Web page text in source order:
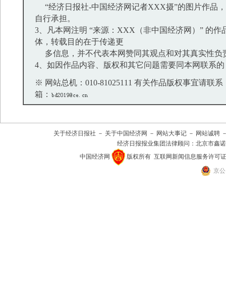
“经济日报社-中国经济网记者XXX摄”的图片作品
自行承担。
3、凡本网注明 “来源：XXX（非中国经济网）” 的作
体，转载目的在于传递更
多信息，并不代表本网赞同其观点和对其真实性负
4、如因作品内容、版权和其它问题需要同本网联系
※ 网站总机：010-81025111 有关作品版权事宜请联系
箱：
关于经济日报社 － 关于中国经济网 － 网站大事记 － 网站诚聘
经济日报报业集团法律顾问： 北京市鑫
中国经济网
版权所有 互联网新闻信息服务许可证
京公